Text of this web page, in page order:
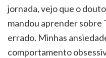
jornada, vejo que o
mandou aprender sobre
errado. Minhas
comportamento